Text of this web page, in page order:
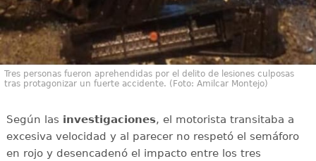
Tres personas fueron aprehendidas por el delito de lesiones culposas
tras protagonizar un fuerte accidente. (Foto: Amilcar Montejo)
Según las investigaciones, el motorista transitaba a
excesiva velocidad y al parecer no respetó el semáforo
en rojo y desencadenó el impacto entre los tres